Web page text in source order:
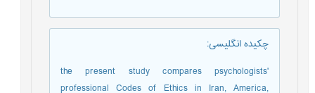
چکیده انگلیسی:
the present study compares psychologists'
professional Codes of Ethics in Iran, America,